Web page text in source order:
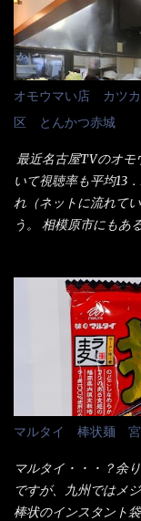
と湯が注がれていた
う。 これなら茹で上
いか！ 別皿で、葱と
れに湯が無い利点と
れ！！ 湯があると、
う。つまりラーメン
ずに汁も薄らむこと
しました。 腹イッ
たし満足達成度100
は入りそうだね。 と
試したら、確...
パリ） まぁ～この
士（昇進目的）など
感じかな。 丸亀製麺
は？）へ広がった、
無いでしょう。 各店
方には店舗に寄って
讃岐饂飩チェーン店
ケージからすれば、
用箱詰め饂飩・・・
この様な状態です。
1280円と云った感じ
たかって？ それは非
て、激安だったとだ
ハイ、約15分ほど茹
ので少し柔らかく・
＜細い＞です。 どち
てこれを、どの様に
八王子ラーメン風月
ラーメン丼に、冷水
汁つゆと長葱に山葵
じゃないか～...
オモウマい店 カツ
区 とんかつ赤城
最近名古屋TVのオモ
いて視聴率も平均13
れ（ネットに流れて
う。 相模原市にも
当している。 まずは
お皿＞である。 直
ゃないか！？ ハイ
かつ屋のキャベツと
メイン（主流は
れ程では安い訳でも
なメニューのなかで
が＜カツカレー＞だ
が・・・今も変わら
ウンター中からOH～
いしています。 皿の
マルタイ 棒状麺 宮
マルタイ・・・？余
ですが、九州ではメ
棒状のインスタント